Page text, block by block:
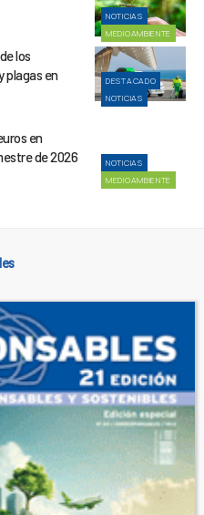
NOTICIAS
MEDIOAMBIENTE
DESTACADO
NOTICIAS
los
plagas en
NOTICIAS
MEDIOAMBIENTE
en
de 2026